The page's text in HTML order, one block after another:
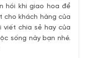
hồi khi giao hoa để
cho khách hàng của
viết chia sẻ hay của
sống này bạn nhé.